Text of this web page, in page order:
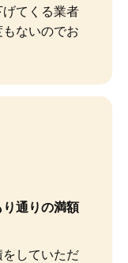
てくる業者
ないのでお
通りの満額
していただ